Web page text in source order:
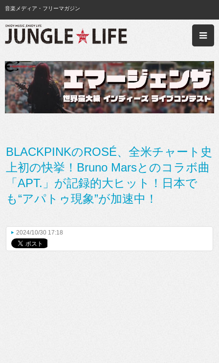
音楽メディア・フリーマガジン
BLACKPINKのROSÉ、全米チャート史
上初の快挙！Bruno Marsとのコラボ曲
「APT.」が記録的大ヒット！日本で
も“アパトゥ現象”が加速中！
2024/10/30 17:18